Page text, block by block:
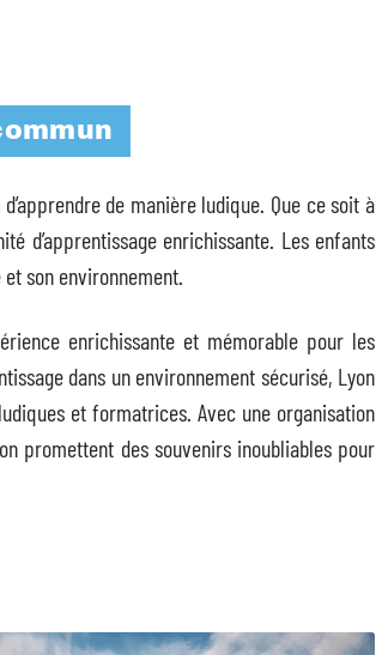
de manière ludique. Que ce soit à
d’apprentissage enrichissante. Les enfants
son environnement.
enrichissante et mémorable pour les
dans un environnement sécurisé, Lyon
et formatrices. Avec une organisation
promettent des souvenirs inoubliables pour